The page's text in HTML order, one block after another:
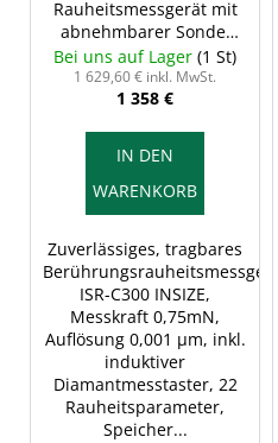
Rauheitsmessgerät mit
abnehmbarer Sonde,
INSIZE ISR-C301
Bei uns auf Lager (1 St)
1 629,60 € inkl. MwSt.
1 358 €
IN DEN
WARENKORB
Zuverlässiges, tragbares
Berührungsrauheitsmessgerät
ISR-C300 INSIZE,
Messkraft 0,75mN,
Auflösung 0,001 µm, inkl.
induktiver
Diamantmesstaster, 22
Rauheitsparameter,
Speicher...